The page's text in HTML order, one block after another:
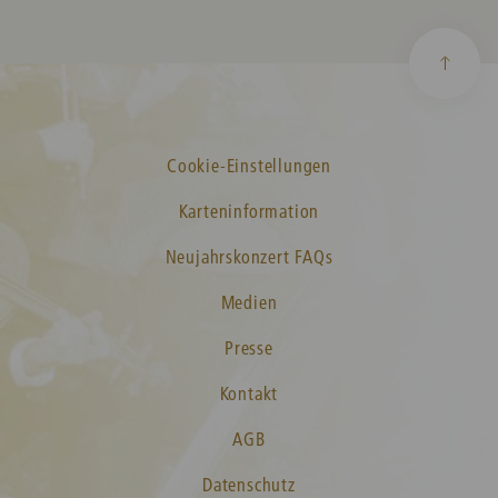
Cookie-Einstellungen
Karteninformation
Neujahrskonzert FAQs
Medien
Presse
Kontakt
AGB
Datenschutz